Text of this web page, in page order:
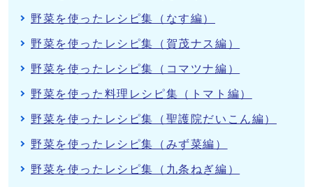
野菜を使ったレシピ集（なす編）
野菜を使ったレシピ集（賀茂ナス編）
野菜を使ったレシピ集（コマツナ編）
野菜を使った料理レシピ集（トマト編）
野菜を使ったレシピ集（聖護院だいこん編）
野菜を使ったレシピ集（みず菜編）
野菜を使ったレシピ集（九条ねぎ編）